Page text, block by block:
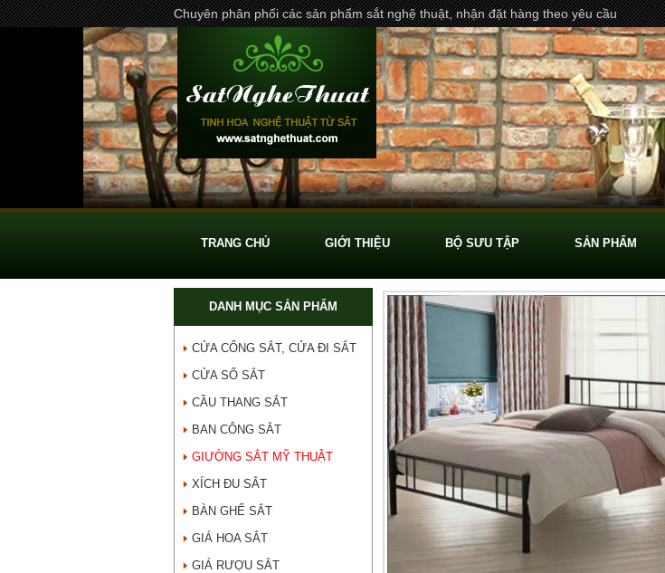
Chuyên phân phối các sản phẩm sắt nghệ thuật, nhận đặt hàng theo yêu cầu
TRANG CHỦ GIỚI THIỆU BỘ SƯU TẬP SẢN PHẨM
DANH MỤC SẢN PHẨM
CỬA CỔNG SẮT, CỬA ĐI SẮT
CỬA SỔ SẮT
CẦU THANG SẮT
BAN CÔNG SẮT
GIƯỜNG SẮT MỸ THUẬT
XÍCH ĐU SẮT
BÀN GHẾ SẮT
GIÁ HOA SẮT
GIÁ RƯỢU SẮT